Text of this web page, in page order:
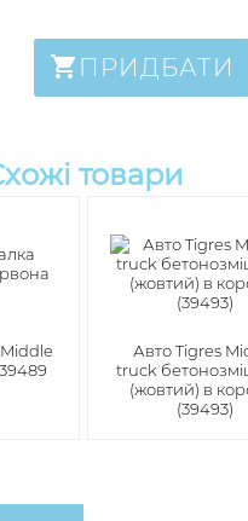
ПРИДБАТИ
товари
Авто Tigres
truck
(жовтий) в
(39493)